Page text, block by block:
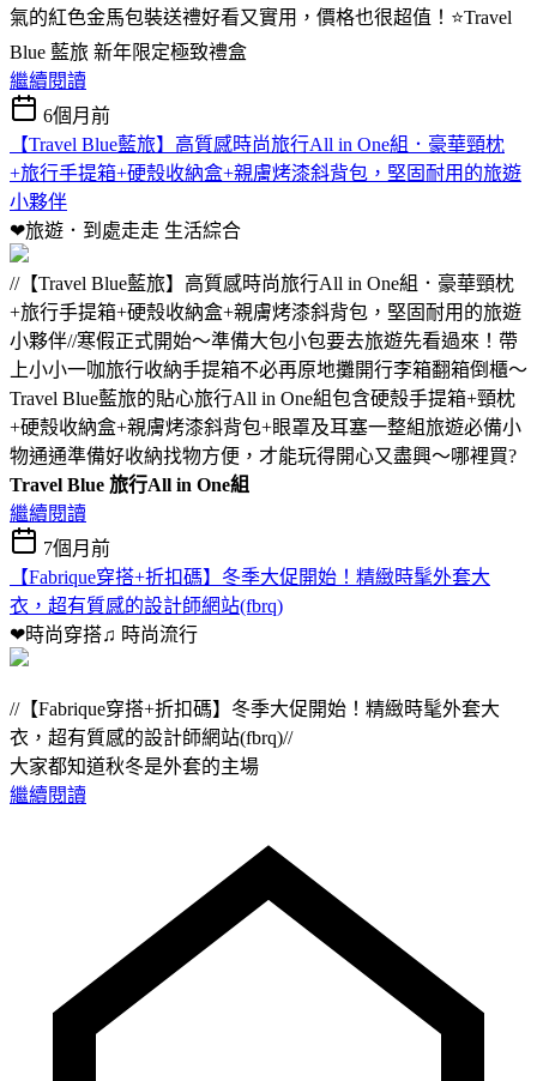
氣的紅色金馬包裝送禮好看又實用，價格也很超值！⭐Travel
Blue 藍旅 新年限定極致禮盒
繼續閱讀
6個月前
【Travel Blue藍旅】高質感時尚旅行All in One組．豪華頸枕
+旅行手提箱+硬殼收納盒+親膚烤漆斜背包，堅固耐用的旅遊
小夥伴
❤旅遊．到處走走 生活綜合
//【Travel Blue藍旅】高質感時尚旅行All in One組．豪華頸枕
+旅行手提箱+硬殼收納盒+親膚烤漆斜背包，堅固耐用的旅遊
小夥伴//寒假正式開始～準備大包小包要去旅遊先看過來！帶
上小小一咖旅行收納手提箱不必再原地攤開行李箱翻箱倒櫃～
Travel Blue藍旅的貼心旅行All in One組包含硬殼手提箱+頸枕
+硬殼收納盒+親膚烤漆斜背包+眼罩及耳塞一整組旅遊必備小
物通通準備好收納找物方便，才能玩得開心又盡興～哪裡買?
Travel Blue 旅行All in One組
繼續閱讀
7個月前
【Fabrique穿搭+折扣碼】冬季大促開始！精緻時髦外套大
衣，超有質感的設計師網站(fbrq)
❤時尚穿搭♫ 時尚流行
//【Fabrique穿搭+折扣碼】冬季大促開始！精緻時髦外套大
衣，超有質感的設計師網站(fbrq)//
大家都知道秋冬是外套的主場
繼續閱讀